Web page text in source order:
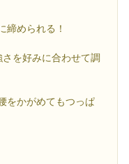
締められる！
を好みに合わせて調
をかがめてもつっぱ